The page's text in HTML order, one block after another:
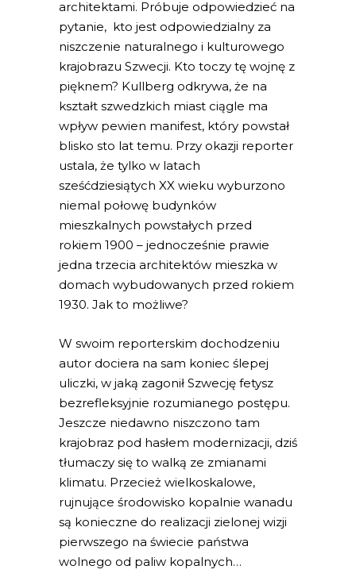
architektami. Próbuje odpowiedzieć na
pytanie, kto jest odpowiedzialny za
niszczenie naturalnego i kulturowego
krajobrazu Szwecji. Kto toczy tę wojnę z
pięknem? Kullberg odkrywa, że na
kształt szwedzkich miast ciągle ma
wpływ pewien manifest, który powstał
blisko sto lat temu. Przy okazji reporter
ustala, że tylko w latach
sześćdziesiątych XX wieku wyburzono
niemal połowę budynków
mieszkalnych powstałych przed
rokiem 1900 – jednocześnie prawie
jedna trzecia architektów mieszka w
domach wybudowanych przed rokiem
1930. Jak to możliwe?
W swoim reporterskim dochodzeniu
autor dociera na sam koniec ślepej
uliczki, w jaką zagonił Szwecję fetysz
bezrefleksyjnie rozumianego postępu.
Jeszcze niedawno niszczono tam
krajobraz pod hasłem modernizacji, dziś
tłumaczy się to walką ze zmianami
klimatu. Przecież wielkoskalowe,
rujnujące środowisko kopalnie wanadu
są konieczne do realizacji zielonej wizji
pierwszego na świecie państwa
wolnego od paliw kopalnych…